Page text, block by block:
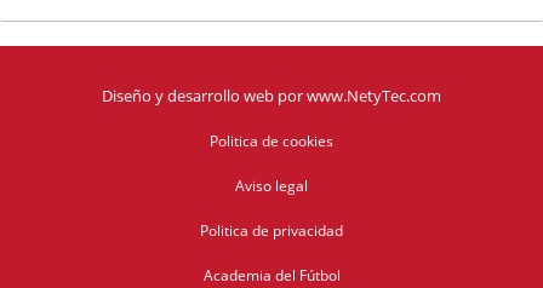
Diseño y desarrollo web porwww.NetyTec.com
Politica de cookies
Aviso legal
Politica de privacidad
Academia del Fútbol